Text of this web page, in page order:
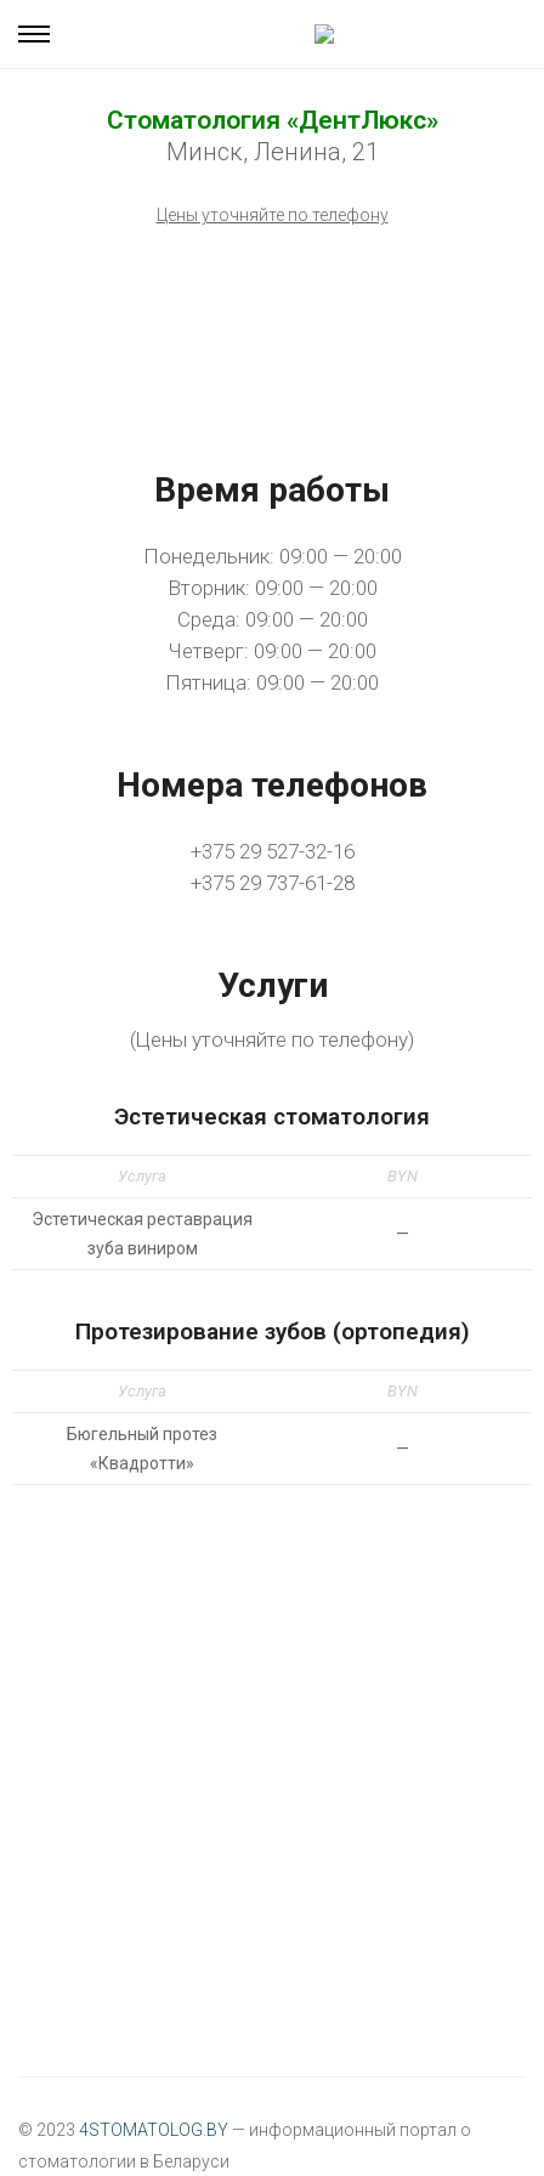
Стоматология «ДентЛюкс»
Минск, Ленина, 21
Цены уточняйте по телефону
Время работы
Понедельник: 09:00 — 20:00
Вторник: 09:00 — 20:00
Среда: 09:00 — 20:00
Четверг: 09:00 — 20:00
Пятница: 09:00 — 20:00
Номера телефонов
+375 29 527-32-16
+375 29 737-61-28
Услуги
(Цены уточняйте по телефону)
Эстетическая стоматология
Услуга BYN
Эстетическая реставрация
зуба виниром
—
Протезирование зубов (ортопедия)
Услуга BYN
Бюгельный протез
«Квадротти»
—
© 2023 4STOMATOLOG.BY — информационный портал о
стоматологии в Беларуси